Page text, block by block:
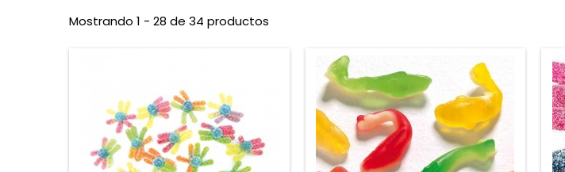
Mostrando 1 - 28 de 34 productos